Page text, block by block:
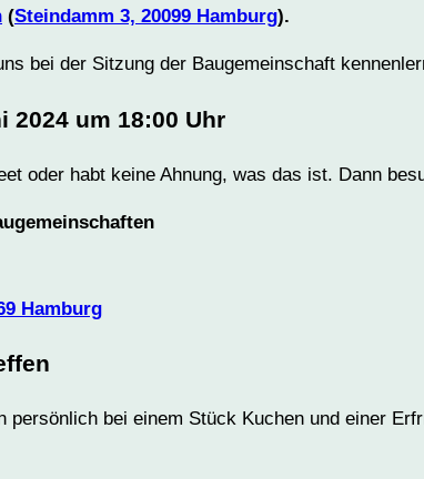
(Steindamm 3, 20099 Hamburg).
bei der Sitzung der Baugemeinschaft
2024 um 18:00 Uhr
oder habt keine Ahnung, was das ist. Dann
Hamburg
bei einem Stück Kuchen und einer